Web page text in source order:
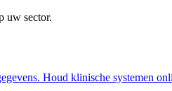
uw sector.
Houd klinische systemen